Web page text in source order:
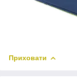
Приховати